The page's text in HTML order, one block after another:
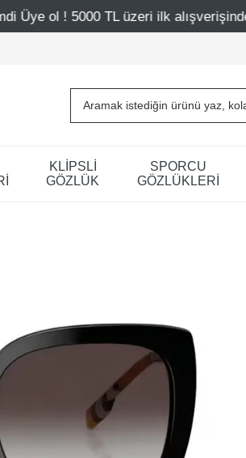
üzeri ilk alışverişinde 500 TL indirim
KLİPSLİ
GÖZLÜK
SPORCU
GÖZLÜKLERİ